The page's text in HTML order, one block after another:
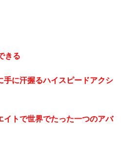
きる
手に汗握るハイスピードアクシ
イトで世界でたった一つのアバ